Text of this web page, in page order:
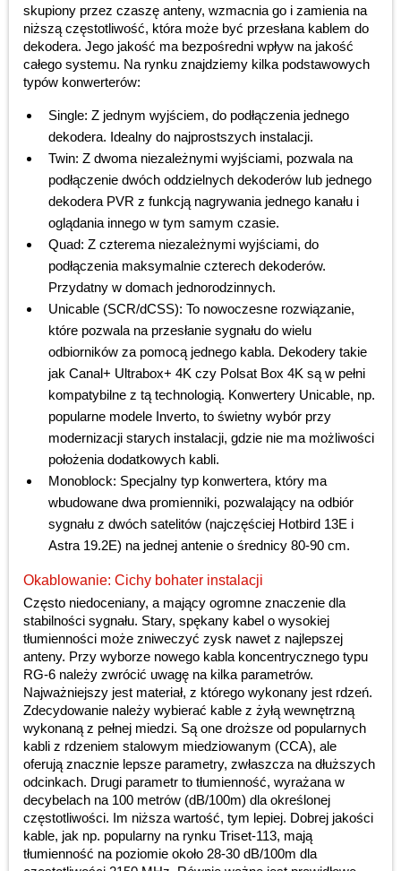
skupiony przez czaszę anteny, wzmacnia go i zamienia na
niższą częstotliwość, która może być przesłana kablem do
dekodera. Jego jakość ma bezpośredni wpływ na jakość
całego systemu. Na rynku znajdziemy kilka podstawowych
typów konwerterów:
Single: Z jednym wyjściem, do podłączenia jednego
dekodera. Idealny do najprostszych instalacji.
Twin: Z dwoma niezależnymi wyjściami, pozwala na
podłączenie dwóch oddzielnych dekoderów lub jednego
dekodera PVR z funkcją nagrywania jednego kanału i
oglądania innego w tym samym czasie.
Quad: Z czterema niezależnymi wyjściami, do
podłączenia maksymalnie czterech dekoderów.
Przydatny w domach jednorodzinnych.
Unicable (SCR/dCSS): To nowoczesne rozwiązanie,
które pozwala na przesłanie sygnału do wielu
odbiorników za pomocą jednego kabla. Dekodery takie
jak Canal+ Ultrabox+ 4K czy Polsat Box 4K są w pełni
kompatybilne z tą technologią. Konwertery Unicable, np.
popularne modele Inverto, to świetny wybór przy
modernizacji starych instalacji, gdzie nie ma możliwości
położenia dodatkowych kabli.
Monoblock: Specjalny typ konwertera, który ma
wbudowane dwa promienniki, pozwalający na odbiór
sygnału z dwóch satelitów (najczęściej Hotbird 13E i
Astra 19.2E) na jednej antenie o średnicy 80-90 cm.
Okablowanie: Cichy bohater instalacji
Często niedoceniany, a mający ogromne znaczenie dla
stabilności sygnału. Stary, spękany kabel o wysokiej
tłumienności może zniweczyć zysk nawet z najlepszej
anteny. Przy wyborze nowego kabla koncentrycznego typu
RG-6 należy zwrócić uwagę na kilka parametrów.
Najważniejszy jest materiał, z którego wykonany jest rdzeń.
Zdecydowanie należy wybierać kable z żyłą wewnętrzną
wykonaną z pełnej miedzi. Są one droższe od popularnych
kabli z rdzeniem stalowym miedziowanym (CCA), ale
oferują znacznie lepsze parametry, zwłaszcza na dłuższych
odcinkach. Drugi parametr to tłumienność, wyrażana w
decybelach na 100 metrów (dB/100m) dla określonej
częstotliwości. Im niższa wartość, tym lepiej. Dobrej jakości
kable, jak np. popularny na rynku Triset-113, mają
tłumienność na poziomie około 28-30 dB/100m dla